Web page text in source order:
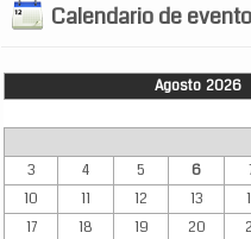
Calendario de
Agosto 2026
3
4 5 6
10
11 12 13
17
18 19 20